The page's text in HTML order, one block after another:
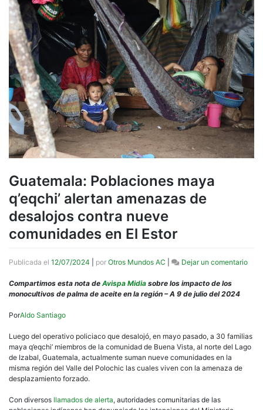
Guatemala: Poblaciones maya
q’eqchi’ alertan amenazas de
desalojos contra nueve
comunidades en El Estor
Publicada el 12/07/2024 por Otros Mundos AC Dejar un comentarioen
de
Compartimos esta nota de Avispa Midia sobre los impacto de los
monocultivos de palma de aceite en la región – A 9 de julio del 2024
PorAldo Santiago
Luego del operativo policiaco que desalojó, en mayo pasado, a 30 familias
maya q’eqchi’ miembros de la comunidad de Buena Vista, al norte del Lago
de Izabal, Guatemala, actualmente suman nueve comunidades en la
misma región del Valle del Polochic las cuales viven con la amenaza de
desplazamiento forzado.
Con diversos llamados de alerta, autoridades comunitarias de las